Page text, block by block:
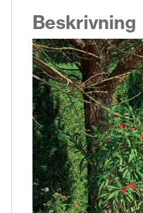
Beskrivning